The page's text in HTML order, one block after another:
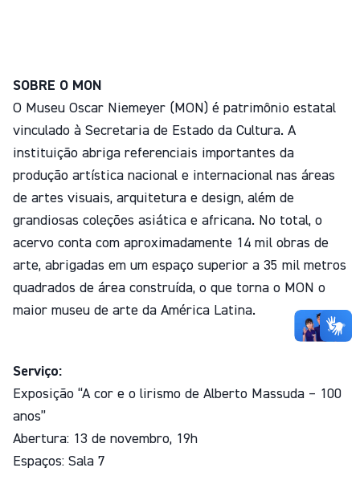
SOBRE O MON
O Museu Oscar Niemeyer (MON) é patrimônio estatal
vinculado à Secretaria de Estado da Cultura. A
instituição abriga referenciais importantes da
produção artística nacional e internacional nas áreas
de artes visuais, arquitetura e design, além de
grandiosas coleções asiática e africana. No total, o
acervo conta com aproximadamente 14 mil obras de
arte, abrigadas em um espaço superior a 35 mil metros
quadrados de área construída, o que torna o MON o
maior museu de arte da América Latina.
Serviço:
Exposição “A cor e o lirismo de Alberto Massuda – 100
anos”
Abertura: 13 de novembro, 19h
Espaços: Sala 7